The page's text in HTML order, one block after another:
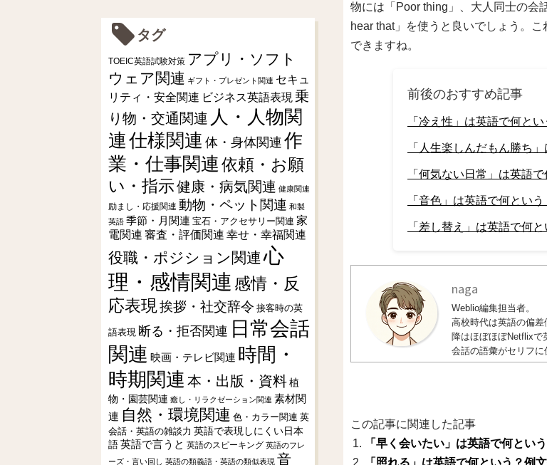
物には「Poor thing」、大人同士の会
hear that」を使うと良いでしょう。
できますね。
前後のおすすめ記事
「冷え性」は英語で何と
「人生楽しんだもん勝ち
「何気ない日常」は英語
「音色」は英語で何とい
「差し替え」は英語で何
naga
Weblio編集担当者。
高校時代は英語の偏
降はほぼほぼNetflixで
会話の語彙がセリフに
この記事に関連した記事
「早く会いたい」は英語で何とい
タグ
TOEIC英語試験対策 アプリ・ソフト
ウェア関連 ギフト・プレゼント関連 セキュ
リティ・安全関連 ビジネス英語表現 乗
り物・交通関連 人・人物関
連仕様関連 体・身体関連 作
業・仕事関連依頼・お願
い・指示健康・病気関連 健康関連
励まし・応援関連 動物・ペット関連 和製
英語 季節・月関連 宝石・アクセサリー関連 家
電関連 審査・評価関連 幸せ・幸福関連
役職・ポジション関連 心
理・感情関連 感情・反
応表現挨拶・社交辞令 接客時の英
語表現 断る・拒否関連 日常会話
関連 映画・テレビ関連 時間・
時期関連 本・出版・資料植
物・園芸関連 癒し・リラクゼーション関連 素材関
連 自然・環境関連 色・カラー関連 英
会話・英語の雑談力 英語で表現しにくい日本
語 英語で言うと 英語のスピーキング 英語のフレ
ーズ・言い回し 英語の類義語・英語の類似表現 音